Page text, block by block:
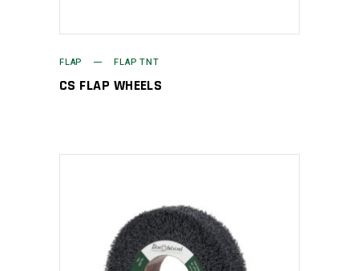
FLAP FLAP TNT
CS FLAP WHEELS